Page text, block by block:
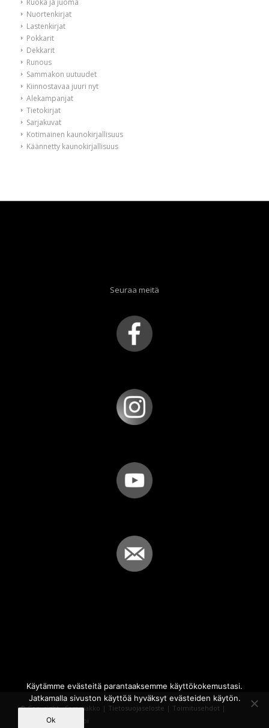
Ruoka ja juoma
Nuortenkirjat
Lastenkirjat
Pokkarit
Dekkarit
Runous
Sammakon uutuudet
Kiinnostavaa juuri nyt
Alekampanjat
Tietokirjat
Sarjakuvat
Kotimainen kaunokirjallisuus
Käännetty kaunokirjallisuus
Seuraa meitä
© Copyright - Sammakko | Tietosuojaseloste | Toimitusehdot |
Powered by
iQWebbi
Käytämme evästeitä parantaaksemme käyttökokemustasi.
Jatkamalla sivuston käyttöä hyväksyt evästeiden käytön.
Ok